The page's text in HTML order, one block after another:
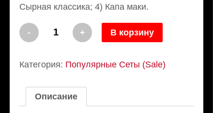
Сырная классика; 4) Капа маки.
Количество
Набор
/
- + В корзину
Категория: Популярные Сеты (Sale)
Описание